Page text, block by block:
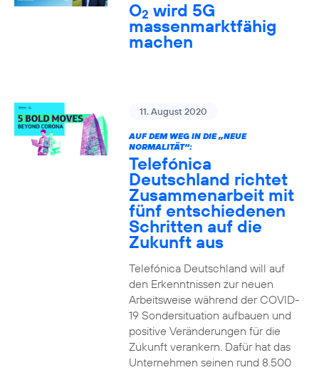
O2 wird 5G
massenmarktfähig
machen
11. August 2020
AUF DEM WEG IN DIE „NEUE
NORMALITÄT“:
Telefónica
Deutschland richtet
Zusammenarbeit mit
fünf entschiedenen
Schritten auf die
Zukunft aus
Telefónica Deutschland will auf
den Erkenntnissen zur neuen
Arbeitsweise während der COVID-
19 Sondersituation aufbauen und
positive Veränderungen für die
Zukunft verankern. Dafür hat das
Unternehmen seinen rund 8.500